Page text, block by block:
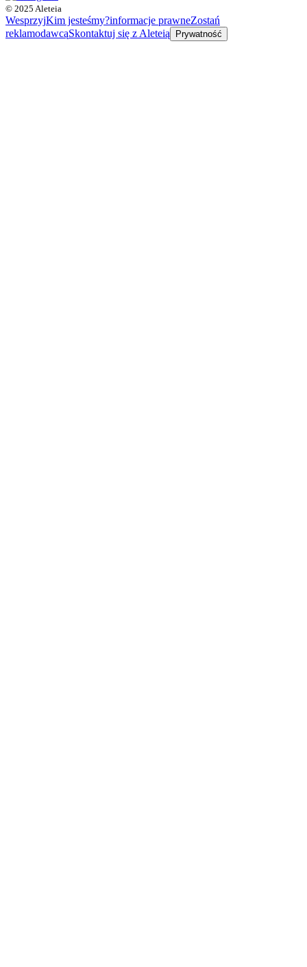
© 2025 Aleteia
WesprzyjKim jesteśmy?informacje prawneZostań
reklamodawcąSkontaktuj się z Aleteią Prywatność